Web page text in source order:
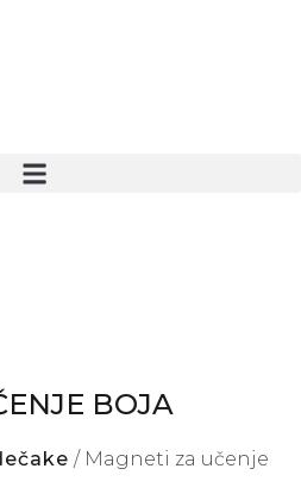
BOJA
/ Magneti za učenje